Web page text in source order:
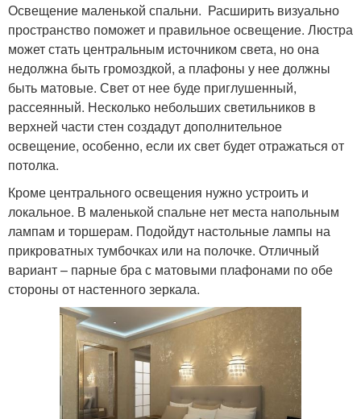
Освещение маленькой спальни. Расширить визуально
пространство поможет и правильное освещение. Люстра
может стать центральным источником света, но она
недолжна быть громоздкой, а плафоны у нее должны
быть матовые. Свет от нее буде приглушенный,
рассеянный. Несколько небольших светильников в
верхней части стен создадут дополнительное
освещение, особенно, если их свет будет отражаться от
потолка.
Кроме центрального освещения нужно устроить и
локальное. В маленькой спальне нет места напольным
лампам и торшерам. Подойдут настольные лампы на
прикроватных тумбочках или на полочке. Отличный
вариант – парные бра с матовыми плафонами по обе
стороны от настенного зеркала.